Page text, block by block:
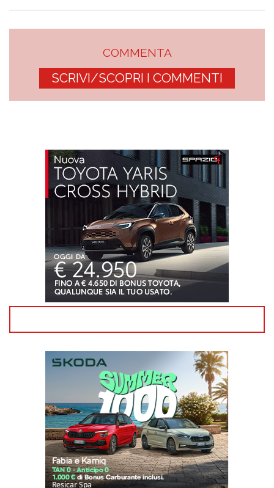
COMMENTA
SCRIVI/SCOPRI I COMMENTI